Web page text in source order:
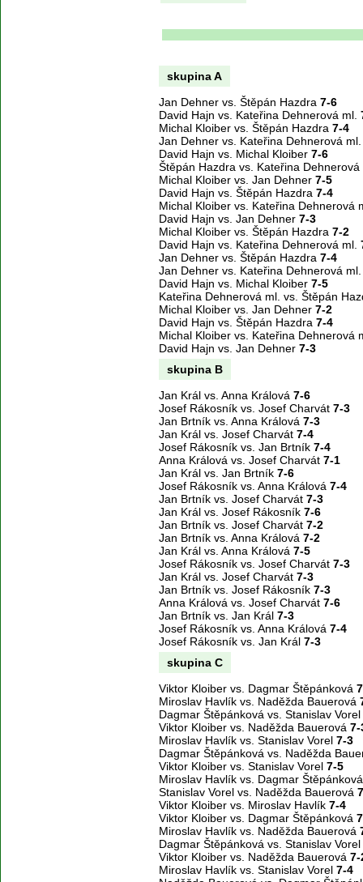
skupina A
Jan Dehner vs. Štěpán Hazdra 7-6
David Hajn vs. Kateřina Dehnerová ml.
Michal Kloiber vs. Štěpán Hazdra 7-4
Jan Dehner vs. Kateřina Dehnerová
David Hajn vs. Michal Kloiber 7-6
Štěpán Hazdra vs. Kateřina
Michal Kloiber vs. Jan Dehner 7-5
David Hajn vs. Štěpán Hazdra 7-4
Michal Kloiber vs. Kateřina Dehnerová
David Hajn vs. Jan Dehner 7-3
Michal Kloiber vs. Štěpán Hazdra 7-2
David Hajn vs. Kateřina Dehnerová ml.
Jan Dehner vs. Štěpán Hazdra 7-4
Jan Dehner vs. Kateřina Dehnerová
David Hajn vs. Michal Kloiber 7-5
Kateřina Dehnerová ml. vs. Štěpán
Michal Kloiber vs. Jan Dehner 7-2
David Hajn vs. Štěpán Hazdra 7-4
Michal Kloiber vs. Kateřina Dehnerová
David Hajn vs. Jan Dehner 7-3
skupina B
Jan Král vs. Anna Králová 7-6
Josef Rákosník vs. Josef Charvát 7-3
Jan Brtník vs. Anna Králová 7-3
Jan Král vs. Josef Charvát 7-4
Josef Rákosník vs. Jan Brtník 7-4
Anna Králová vs. Josef Charvát 7-1
Jan Král vs. Jan Brtník 7-6
Josef Rákosník vs. Anna Králová 7-4
Jan Brtník vs. Josef Charvát 7-3
Jan Král vs. Josef Rákosník 7-6
Jan Brtník vs. Josef Charvát 7-2
Jan Brtník vs. Anna Králová 7-2
Jan Král vs. Anna Králová 7-5
Josef Rákosník vs. Josef Charvát 7-3
Jan Král vs. Josef Charvát 7-3
Jan Brtník vs. Josef Rákosník 7-3
Anna Králová vs. Josef Charvát 7-6
Jan Brtník vs. Jan Král 7-3
Josef Rákosník vs. Anna Králová 7-4
Josef Rákosník vs. Jan Král 7-3
skupina C
Viktor Kloiber vs. Dagmar Štěpánková
Miroslav Havlík vs. Naděžda Bauerová
Dagmar Štěpánková vs. Stanislav Vorel
Viktor Kloiber vs. Naděžda Bauerová 7-
Miroslav Havlík vs. Stanislav Vorel 7-3
Dagmar Štěpánková vs. Naděžda
Viktor Kloiber vs. Stanislav Vorel 7-5
Miroslav Havlík vs. Dagmar
Stanislav Vorel vs. Naděžda Bauerová
Viktor Kloiber vs. Miroslav Havlík 7-4
Viktor Kloiber vs. Dagmar Štěpánková
Miroslav Havlík vs. Naděžda Bauerová
Dagmar Štěpánková vs. Stanislav Vorel
Viktor Kloiber vs. Naděžda Bauerová 7-
Miroslav Havlík vs. Stanislav Vorel 7-4